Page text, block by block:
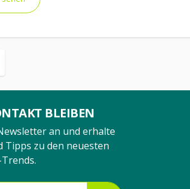
BLEIBEN
an und erhalte
Tipps zu den neuesten